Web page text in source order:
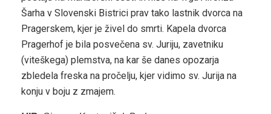
Šarha v Slovenski Bistrici prav tako lastnik dvorca na
Pragerskem, kjer je živel do smrti. Kapela dvorca
Pragerhof je bila posvečena sv. Juriju, zavetniku
(viteškega) plemstva, na kar še danes opozarja
zbledela freska na pročelju, kjer vidimo sv. Jurija na
konju v boju z zmajem.